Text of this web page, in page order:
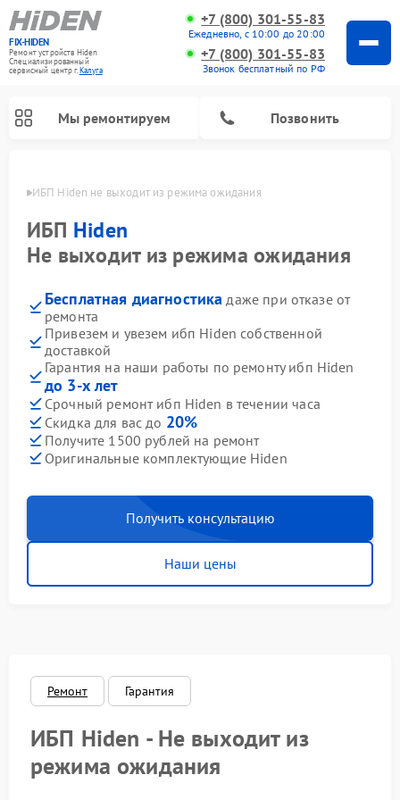
FIX-HIDEN
Ремонт устройств Hiden
Специализированный
cервисный центр г.Калуга
+7 (800) 301-55-83
Ежедневно, с 10:00 до 20:00
+7 (800) 301-55-83
Звонок бесплатный по РФ
Мы ремонтируем Позвонить
ИБП Hiden не выходит из режима ожидания
ИБП Hiden
Не выходит из режима ожидания
Бесплатная диагностика даже при отказе от
ремонта
Привезем и увезем ибп Hiden собственной
доставкой
Гарантия на наши работы по ремонту ибп Hiden
до 3-х лет
Срочный ремонт ибп Hiden в течении часа
Скидка для вас до 20%
Получите 1500 рублей на ремонт
Оригинальные комплектующие Hiden
Получить консультацию
Наши цены
Ремонт Гарантия
ИБП Hiden - Не выходит из
режима ожидания